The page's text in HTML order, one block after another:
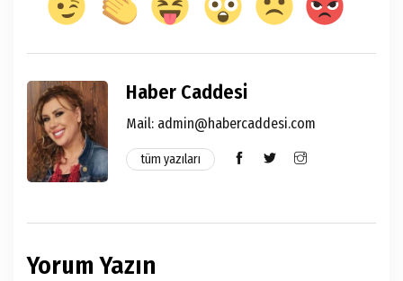
Haber Caddesi
Mail: admin@habercaddesi.com
tüm yazıları
Yorum Yazın